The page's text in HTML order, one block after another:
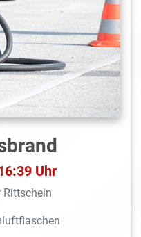
Uhr
Rittschein